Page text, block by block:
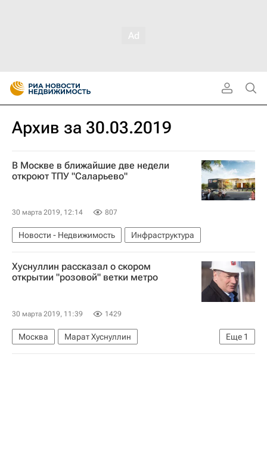
Архив за 30.03.2019
В Москве в ближайшие две недели
откроют ТПУ "Саларьево"
30 марта 2019, 12:14 807
Новости - Недвижимость Инфраструктура
Хуснуллин рассказал о скором
открытии "розовой" ветки метро
30 марта 2019, 11:39 1429
Еще 1
Москва
Марат Хуснуллин
Новости - Недвижимость